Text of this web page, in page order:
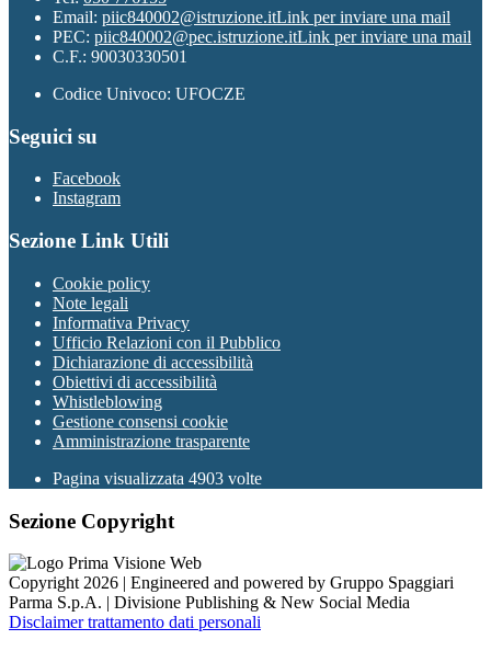
Email: piic840002@istruzione.itLink per inviare una mail
PEC: piic840002@pec.istruzione.itLink per inviare una mail
C.F.: 90030330501
Codice Univoco: UFOCZE
Seguici su
Facebook
Instagram
Sezione Link Utili
Cookie policy
Note legali
Informativa Privacy
Ufficio Relazioni con il Pubblico
Dichiarazione di accessibilità
Obiettivi di accessibilità
Whistleblowing
Gestione consensi cookie
Amministrazione trasparente
Pagina visualizzata 4903 volte
Sezione Copyright
Copyright 2026 | Engineered and powered by Gruppo Spaggiari
Parma S.p.A. | Divisione Publishing & New Social Media
Disclaimer trattamento dati personali